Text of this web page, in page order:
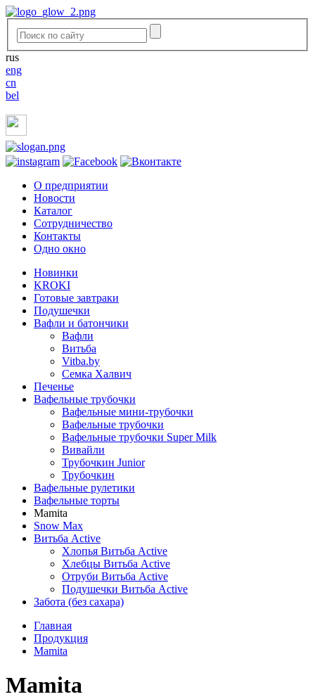
rus
eng
cn
bel
O предприятии
Новости
Каталог
Сотрудничество
Контакты
Одно окно
Новинки
KROKI
Готовые завтраки
Подушечки
Вафли и батончики
Вафли
Витьба
Vitba.by
Семка Халвич
Печенье
Вафельные трубочки
Вафельные мини-трубочки
Вафельные трубочки
Вафельные трубочки Super Milk
Вивайли
Трубочкин Junior
Трубочкин
Вафельные рулетики
Вафельные торты
Mamita
Snow Max
Витьба Active
Хлопья Витьба Active
Хлебцы Витьба Active
Отруби Витьба Active
Подушечки Витьба Active
Забота (без сахара)
Главная
Продукция
Mamita
Mamita